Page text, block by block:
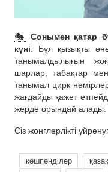
🎭
Сонымен қатар
күні . Бұл қызықты
танымалдылығын
шарлар, табақтар
танымал цирк
жағдайды қажет
жерде орындай алады.
Сіз жонглерлікті
көшпенділер